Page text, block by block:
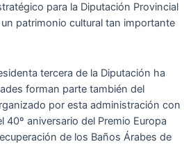
para la Diputación Provincial
patrimonio cultural tan importante
tercera de la Diputación ha
forman parte también del
por esta administración con
40º aniversario del Premio Europa
de los Baños Árabes de